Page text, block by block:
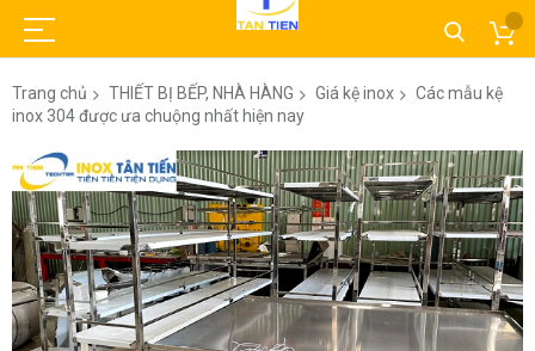
Trang chủ THIẾT BỊ BẾP, NHÀ HÀNG Giá kệ inox
Các mẫu kệ
inox 304 được ưa chuộng nhất hiện nay
Chuyển
đến
phần
đầu
của
thư
viện
hình
ảnh